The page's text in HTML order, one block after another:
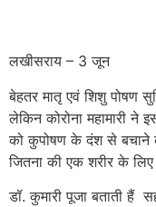
लखीसराय – 3 जून
बेहतर मातृ एवं शिशु पोषण
लेकिन कोरोना महामारी
को कुपोषण के दंश से बचाने
जितना की एक शरीर के लिए
डॉ. कुमारी पूजा बताती